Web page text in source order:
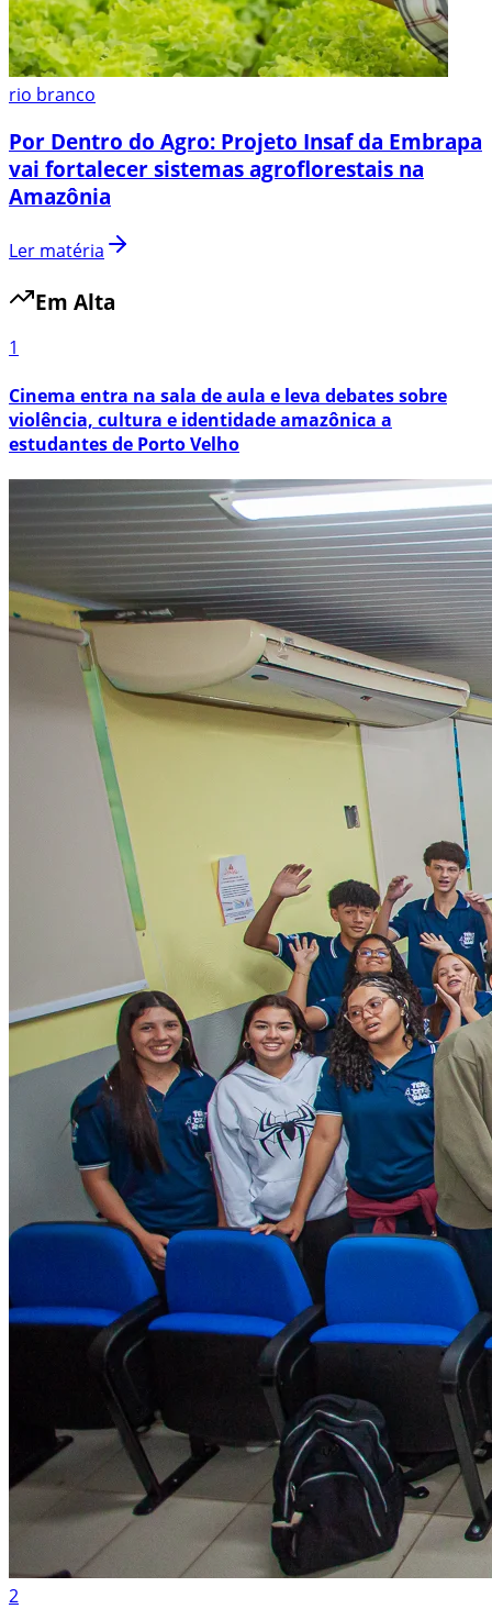
rio branco
Por Dentro do Agro: Projeto Insaf da Embrapa
vai fortalecer sistemas agroflorestais na
Amazônia
Ler matéria
Em Alta
1
Cinema entra na sala de aula e leva debates sobre
violência, cultura e identidade amazônica a
estudantes de Porto Velho
2